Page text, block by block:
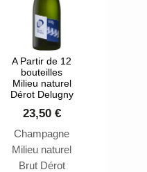
A Partir de 12
bouteilles
Milieu naturel
Dérot Delugny
23,50 €
Champagne
Milieu naturel
Brut Dérot